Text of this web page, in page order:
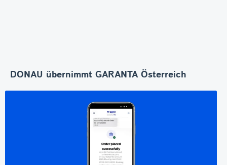
DONAU übernimmt GARANTA Österreich